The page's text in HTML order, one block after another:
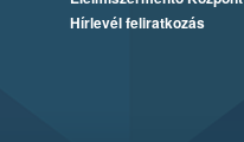
Hírlevél feliratkozás